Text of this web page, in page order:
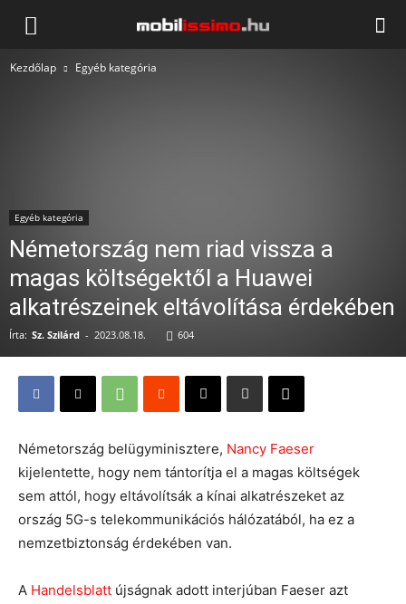
Mobilissimo.hu
Kezdőlap Egyéb kategória
Egyéb kategória
Németország nem riad vissza a
magas költségektől a Huawei
alkatrészeinek eltávolítása érdekében
Írta: Sz. Szilárd - 2023.08.18. 604
Németország belügyminisztere, Nancy Faeser
kijelentette, hogy nem tántorítja el a magas költségek
sem attól, hogy eltávolítsák a kínai alkatrészeket az
ország 5G-s telekommunikációs hálózatából, ha ez a
nemzetbiztonság érdekében van.
A Handelsblatt újságnak adott interjúban Faeser azt